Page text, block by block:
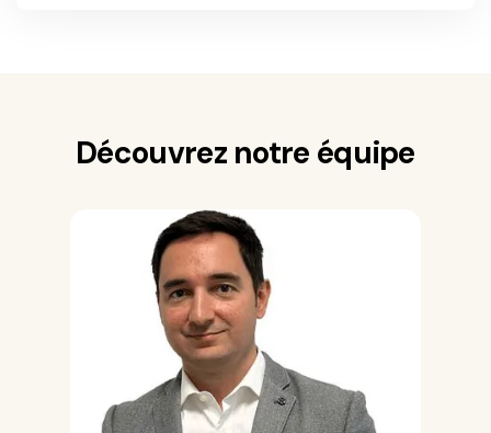
Découvrez notre équipe